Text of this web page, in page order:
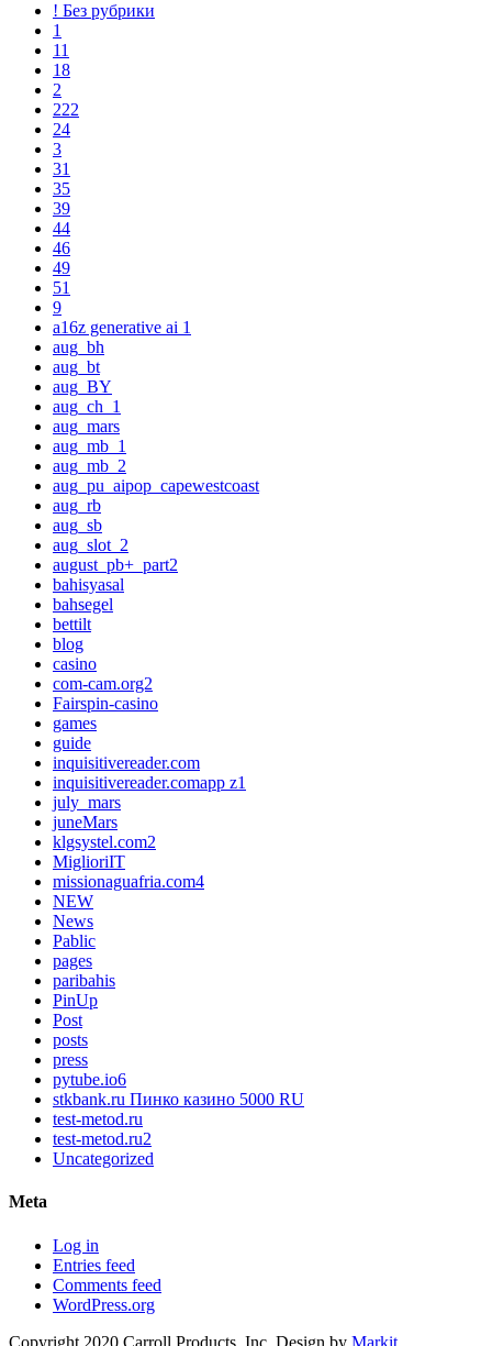
! Без рубрики
1
11
18
2
222
24
3
31
35
39
44
46
49
51
9
a16z generative ai 1
aug_bh
aug_bt
aug_BY
aug_ch_1
aug_mars
aug_mb_1
aug_mb_2
aug_pu_aipop_capewestcoast
aug_rb
aug_sb
aug_slot_2
august_pb+_part2
bahisyasal
bahsegel
bettilt
blog
casino
com-cam.org2
Fairspin-casino
games
guide
inquisitivereader.com
inquisitivereader.comapp z1
july_mars
juneMars
klgsystel.com2
MiglioriIT
missionaguafria.com4
NEW
News
Pablic
pages
paribahis
PinUp
Post
posts
press
pytube.io6
stkbank.ru Пинко казино 5000 RU
test-metod.ru
test-metod.ru2
Uncategorized
Meta
Log in
Entries feed
Comments feed
WordPress.org
Copyright 2020 Carroll Products, Inc. Design by Markit